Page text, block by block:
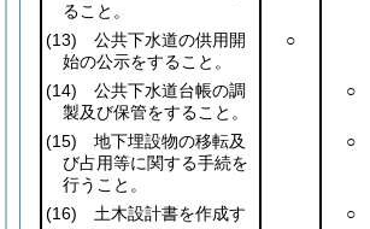
ること。
(13) 公共下水道の供用開
始の公示をすること。
○
(14) 公共下水道台帳の調
製及び保管をすること。
○
(15) 地下埋設物の移転及
び占用等に関する手続を
行うこと。
○
(16) 土木設計書を作成す
○